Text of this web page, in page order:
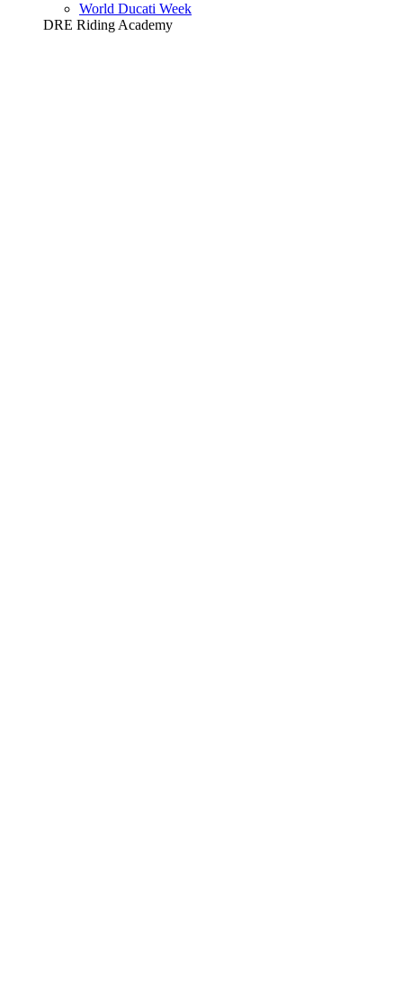
World Ducati Week
DRE Riding Academy